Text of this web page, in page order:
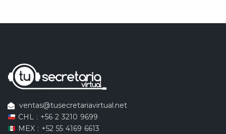
ventas@tusecretariavirtual.net
CHL : +56 2 3210 9699
MEX : +52 55 4169 6613